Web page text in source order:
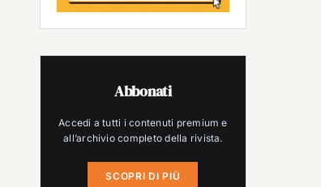
Abbonati
Accedi a tutti i contenuti premium e
all’archivio completo della rivista.
SCOPRI DI PIÙ